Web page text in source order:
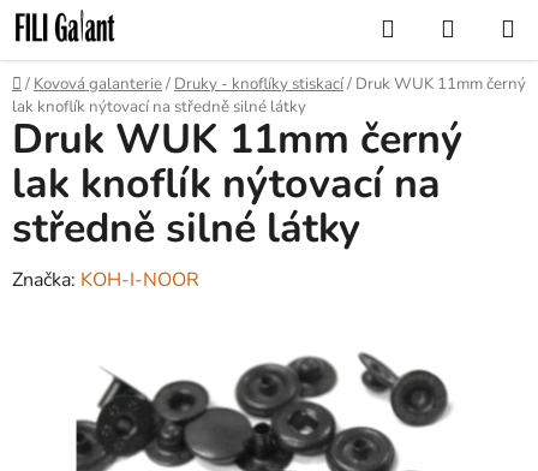
Přejít
na
obsah
Hledat
KOŠÍK
Domů
/ Kovová galanterie/ Druky - knoflíky stiskací/ Druk WUK 11mm černý
lak knoflík nýtovací na středně silné látky
Druk WUK 11mm černý
lak knoflík nýtovací na
středně silné látky
Značka: KOH-I-NOOR